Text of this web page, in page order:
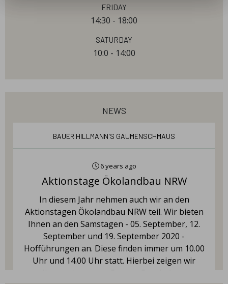
Friday
14:30 - 18:00
Saturday
10:0 - 14:00
news
Bauer Hillmann's Gaumenschmaus
6 years ago
Aktionstage Ökolandbau NRW
In diesem Jahr nehmen auch wir an den
Aktionstagen Ökolandbau NRW teil. Wir bieten
Ihnen an den Samstagen - 05. September, 12.
September und 19. September 2020 -
Hofführungen an. Diese finden immer um 10.00
Uhr und 14.00 Uhr statt. Hierbei zeigen wir
Ihnen wie unsere Bunten Bentheimer